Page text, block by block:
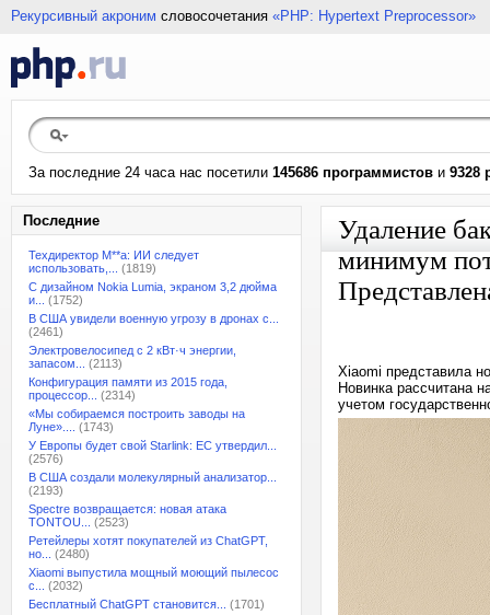
Рекурсивный акроним словосочетания «PHP: Hypertext Preprocessor»
За последние 24 часа нас посетили 145686 программистов и 9328
Последние
Техдиректор M**a: ИИ следует
использовать,...
(1819)
С дизайном Nokia Lumia, экраном 3,2 дюйма
и...
(1752)
В США увидели военную угрозу в дронах с...
(2461)
Электровелосипед с 2 кВт·ч энергии,
запасом...
(2113)
Конфигурация памяти из 2015 года,
процессор...
(2314)
«Мы собираемся построить заводы на
Луне»....
(1743)
У Европы будет свой Starlink: ЕС утвердил...
(2576)
В США создали молекулярный анализатор...
(2193)
Spectre возвращается: новая атака
TONTOU...
(2523)
Ретейлеры хотят покупателей из ChatGPT,
но...
(2480)
Xiaomi выпустила мощный моющий пылесос
с...
(2032)
Бесплатный ChatGPT становится...
(1701)
Удаление
минимум
Xiaomi представила
Новинка рассчитана
учетом